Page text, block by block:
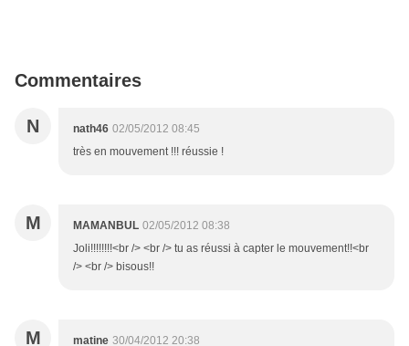
Commentaires
N nath46 02/05/2012 08:45
très en mouvement !!! réussie !
M MAMANBUL 02/05/2012 08:38
Joli!!!!!!!!<br /> <br /> tu as réussi à capter le mouvement!!<br
/> <br /> bisous!!
M matine 30/04/2012 20:38